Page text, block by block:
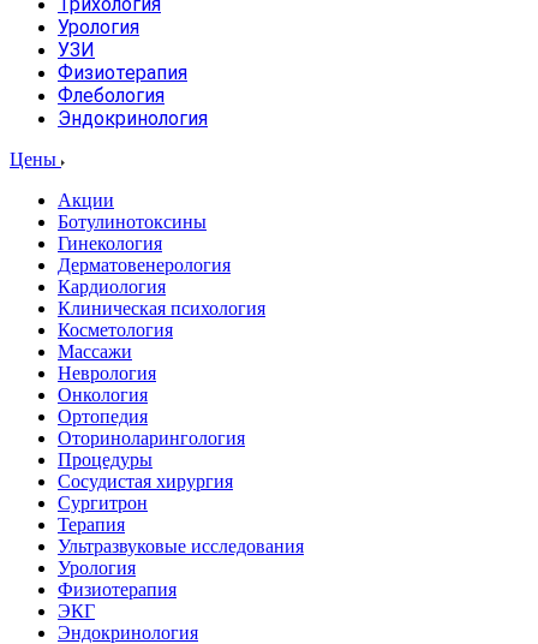
Урология
УЗИ
Физиотерапия
Флебология
Эндокринология
Цены
Акции
Ботулинотоксины
Гинекология
Дерматовенерология
Кардиология
Клиническая психология
Косметология
Массажи
Неврология
Онкология
Ортопедия
Оториноларингология
Процедуры
Сосудистая хирургия
Сургитрон
Терапия
Ультразвуковые исследования
Урология
Физиотерапия
ЭКГ
Эндокринология